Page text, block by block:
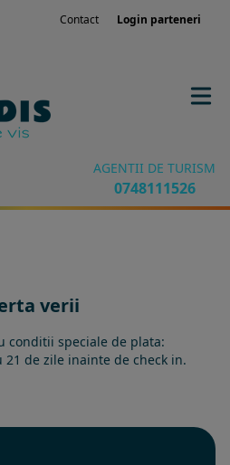
Contact Login parteneri
AGENTII DE TURISM
0748111526
verii
conditii speciale de plata:
21 de zile inainte de check in.